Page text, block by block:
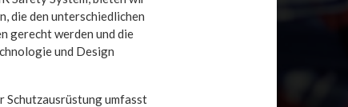
die den unterschiedlichen
gerecht werden und die
und Design
Schutzausrüstung umfasst